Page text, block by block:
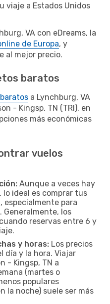
viaje a Estados Unidos
VA con eDreams, la
de Europa, y
al mejor precio.
baratos
a Lynchburg, VA
- Kingsp, TN (TRI), en
más económicas
vuelos
Aunque a veces hay
ideal es comprar tus
especialmente para
los
reservas entre 6 y
y horas: Los precios
día y la hora. Viajar
- Kingsp, TN a
(martes o
populares
la noche) suele ser más